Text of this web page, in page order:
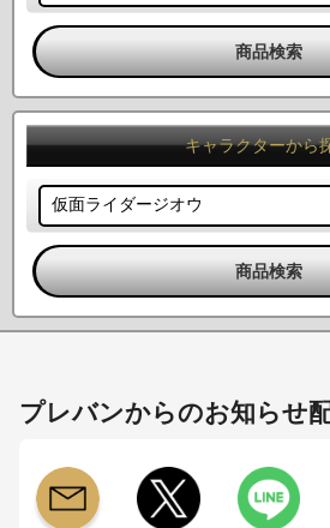
キャラクターから
プレバンからのお知らせ